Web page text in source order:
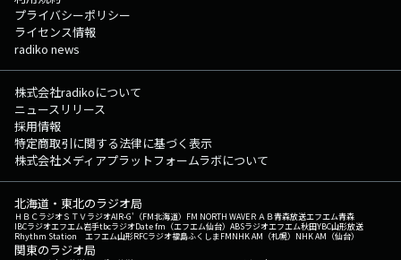
プライバシーポリシー
ライセンス情報
radiko news
株式会社radikoについて
ニュースリリース
採用情報
特定商取引に関する法律に基づく表示
株式会社メディアプラットフォームラボについて
北海道・東北のラジオ局
ＨＢＣラジオＳＴＶラジオAIR-G'（FM北海道） FM NORTH WAVEＲＡＢ青森放送エフエム青森
IBCラジオエフエム岩手tbcラジオDate fm（エフエム仙台） ABSラジオエフエム秋田YBC山形放送
Rhythm Station エフエム山形RFCラジオ福島ふくしまFMNHK AM（札幌） NHK AM（仙台）
関東のラジオ局